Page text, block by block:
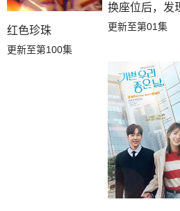
红色珍珠
更新至第100集
换座位后，发
更新至第01集